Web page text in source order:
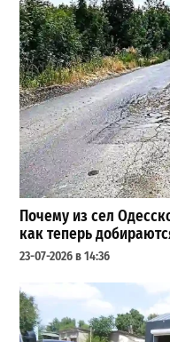
Почему из сел
как теперь
23-07-2026 в 14:36